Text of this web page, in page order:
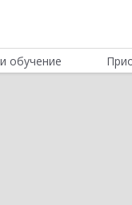
обучение